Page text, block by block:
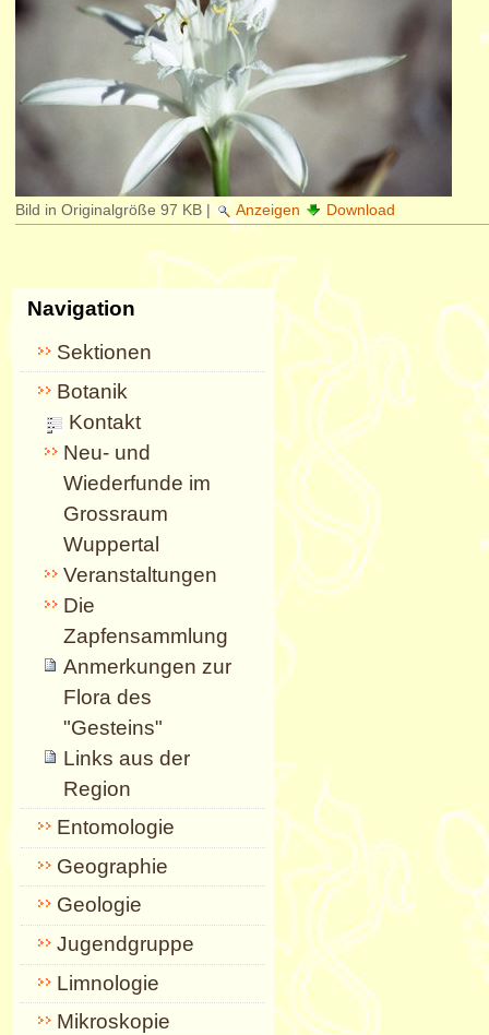
Bild in Originalgröße 97 KB | Anzeigen Download
Navigation
Sektionen
Botanik
Kontakt
Neu- und
Wiederfunde im
Grossraum
Wuppertal
Veranstaltungen
Die
Zapfensammlung
Anmerkungen zur
Flora des
"Gesteins"
Links aus der
Region
Entomologie
Geographie
Geologie
Jugendgruppe
Limnologie
Mikroskopie